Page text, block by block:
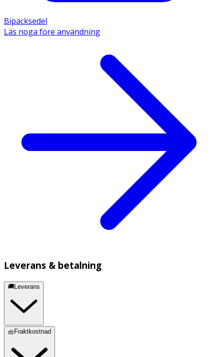
Bipacksedel
Läs noga före användning
Leverans & betalning
🚚Leverans
🧺Fraktkostnad